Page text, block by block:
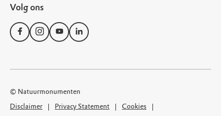
Volg ons
© Natuurmonumenten
Disclaimer
Privacy Statement Cookies